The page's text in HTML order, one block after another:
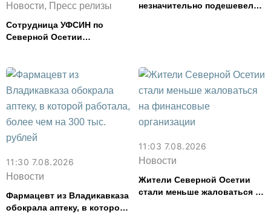
Новости, Пресс релизы
Сотрудница УФСИН по
Северной Осетии
смыслов»
незначительно подешевело
11:30 7.08.2026
Новости
Фармацевт из Владикавказа
обокрала аптеку, в которой
11:03 7.08.2026
Новости
Жители Северной Осетии
стали меньше жаловаться на